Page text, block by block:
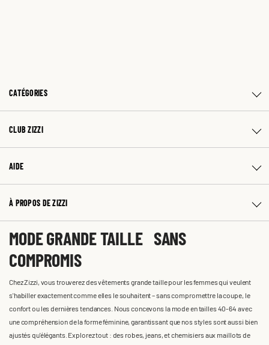
CATÉGORIES
CLUB ZIZZI
AIDE
À PROPOS DE ZIZZI
MODE GRANDE TAILLE SANS
COMPROMIS
Chez Zizzi, vous trouverez des vêtements grande taille pour les femmes qui veulent
s'habiller exactement comme elles le souhaitent – sans compromettre la coupe, le
confort ou les dernières tendances. Nous concevons la mode en tailles 40-64 avec
une compréhension de la forme féminine, garantissant que nos styles sont aussi bien
ajustés qu'élégants. Explorez tout : des robes, jeans, et chemisiers aux maillots de